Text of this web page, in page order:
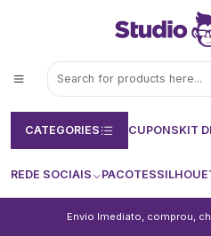
CATEGORIES CUPONSKIT
REDE SOCIAIS PACOTES
Envio Imediato, comprou,